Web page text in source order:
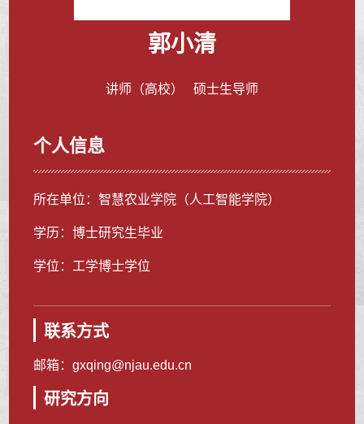
郭小清
讲师（高校） 硕士生导师
个人信息
所在单位：智慧农业学院（人工智能学院）
学历：博士研究生毕业
学位：工学博士学位
联系方式
邮箱：gxqing@njau.edu.cn
研究方向